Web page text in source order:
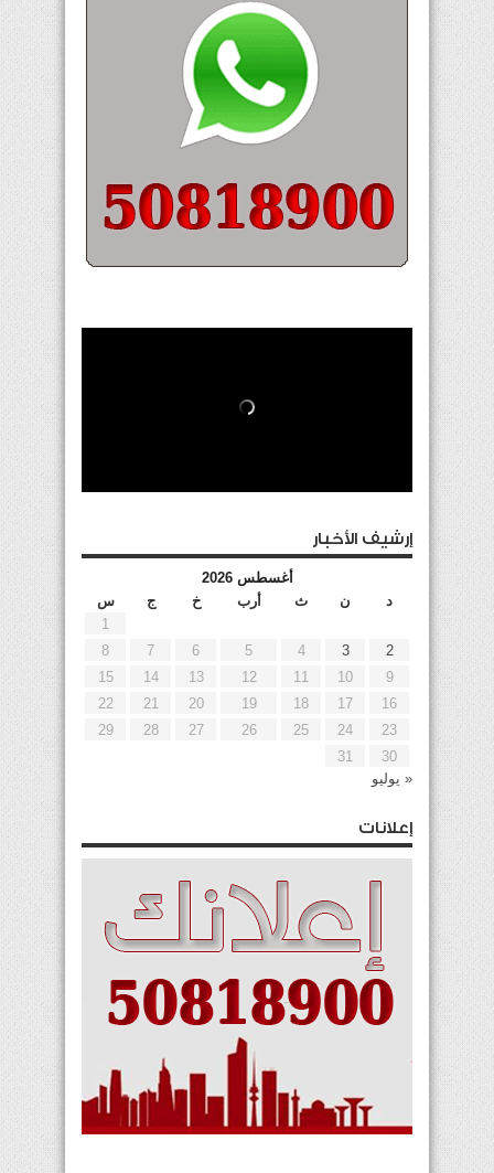
إرشيف الأخبار
أغسطس 2026
د
ن ث أرب خ ج
س
1
2
3
4
5
6
7
8
9
10
11
12
13
14
15
16
17
18
19
20
21
22
23
24
25
26
27
28
29
30
31
« يوليو
إعلانات